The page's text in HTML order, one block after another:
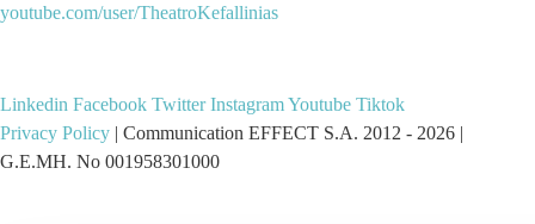
youtube.com/user/TheatroKefallinias
Linkedin Facebook Twitter InstagramYoutube Tiktok
Privacy Policy | Communication EFFECT S.A. 2012 - 2026 |
G.E.MH. No 001958301000